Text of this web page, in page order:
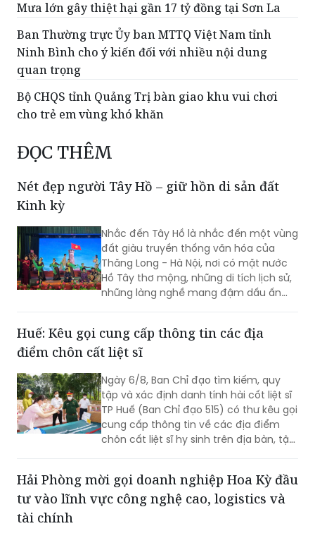
Mưa lớn gây thiệt hại gần 17 tỷ đồng tại Sơn La
Ban Thường trực Ủy ban MTTQ Việt Nam tỉnh
Ninh Bình cho ý kiến đối với nhiều nội dung
quan trọng
Bộ CHQS tỉnh Quảng Trị bàn giao khu vui chơi
cho trẻ em vùng khó khăn
ĐỌC THÊM
Nét đẹp người Tây Hồ – giữ hồn di sản đất
Kinh kỳ
Nhắc đến Tây Hồ là nhắc đến một vùng
đất giàu truyền thống văn hóa của
Thăng Long - Hà Nội, nơi có mặt nước
Hồ Tây thơ mộng, những di tích lịch sử,
những làng nghề mang đậm dấu ấn
nghìn năm văn hiến.
Huế: Kêu gọi cung cấp thông tin các địa
điểm chôn cất liệt sĩ
Ngày 6/8, Ban Chỉ đạo tìm kiếm, quy
tập và xác định danh tính hài cốt liệt sĩ
TP Huế (Ban Chỉ đạo 515) có thư kêu gọi
cung cấp thông tin về các địa điểm
chôn cất liệt sĩ hy sinh trên địa bàn, tập
và khu vực sông Truồi (xã Lộc An).
Hải Phòng mời gọi doanh nghiệp Hoa Kỳ đầu
tư vào lĩnh vực công nghệ cao, logistics và
tài chính